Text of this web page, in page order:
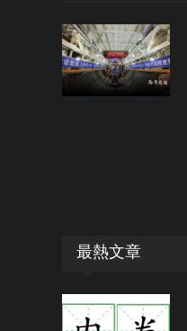
最熱文章